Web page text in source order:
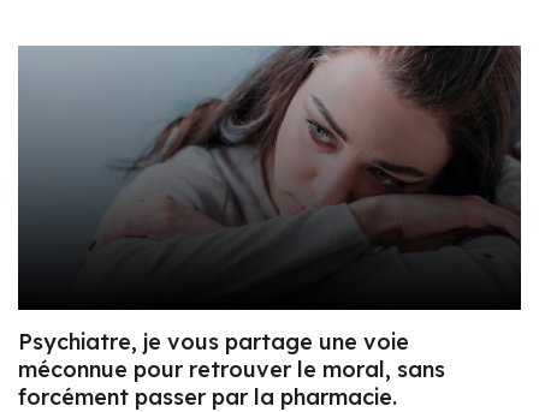
Psychiatre, je vous partage une voie
méconnue pour retrouver le moral, sans
forcément passer par la pharmacie.